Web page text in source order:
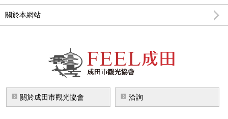
關於本網站
FEEL成田成田市公式觀光信息
關於成田市觀光協會 洽詢